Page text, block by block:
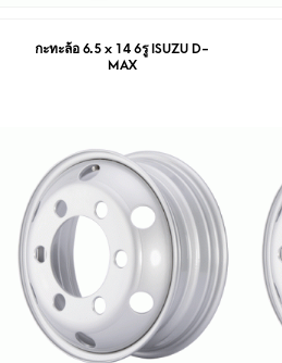
กะทะล้อ 6.5 x 14 6รู ISUZU D-
MAX